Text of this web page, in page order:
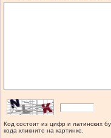
Код состоит из цифр и латинских
кода кликните на картинке.